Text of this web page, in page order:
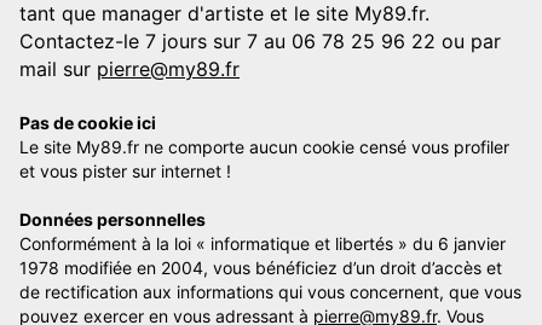
tant que manager d'artiste et le site My89.fr.
Contactez-le 7 jours sur 7 au 06 78 25 96 22 ou par
mail sur pierre@my89.fr
Pas de cookie ici
Le site My89.fr ne comporte aucun cookie censé vous profiler
et vous pister sur internet !
Données personnelles
Conformément à la loi « informatique et libertés » du 6 janvier
1978 modifiée en 2004, vous bénéficiez d’un droit d’accès et
de rectification aux informations qui vous concernent, que vous
pouvez exercer en vous adressant à pierre@my89.fr. Vous